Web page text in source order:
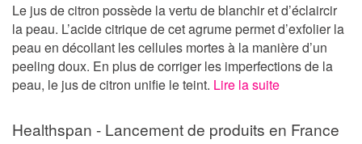
Le jus de citron possède la vertu de blanchir et d’éclaircir
la peau. L’acide citrique de cet agrume permet d’exfolier la
peau en décollant les cellules mortes à la manière d’un
peeling doux. En plus de corriger les imperfections de la
peau, le jus de citron unifie le teint. Lire la suite
Healthspan - Lancement de produits en France